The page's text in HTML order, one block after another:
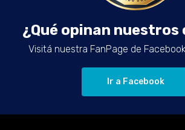
¿Qué opinan
Visitá nuestra FanPage de
Ir a Facebook